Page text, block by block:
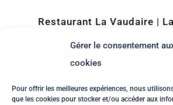
Gérer le consentement
cookies
Pour offrir les meilleures expériences, nous
que les cookies pour stocker et/ou accéder aux
Restaurant La Vaudaire |
PhysBat
fiche projet)